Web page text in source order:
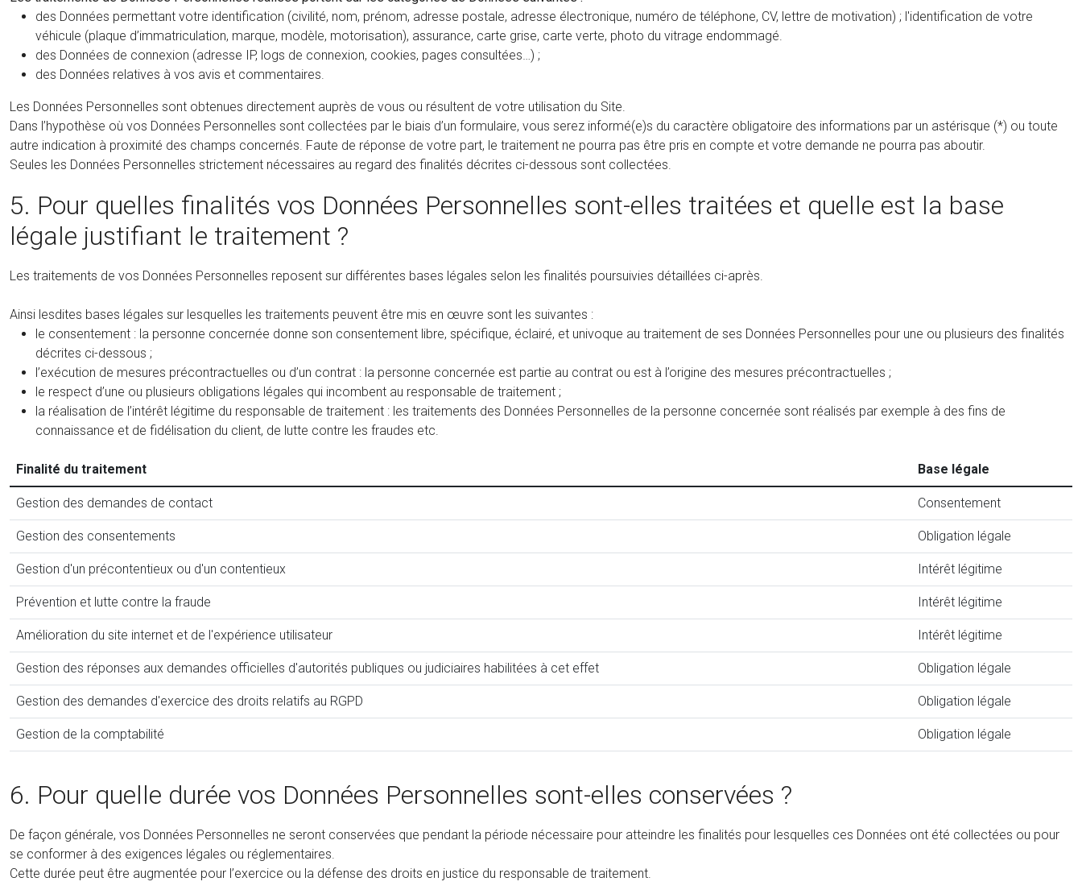
des Données permettant votre identification (civilité, nom, prénom, adresse postale, adresse électronique, numéro de téléphone, CV, lettre de motivation) ; l'identification de votre
véhicule (plaque d’immatriculation, marque, modèle, motorisation), assurance, carte grise, carte verte, photo du vitrage endommagé.
des Données de connexion (adresse IP, logs de connexion, cookies, pages consultées…) ;
des Données relatives à vos avis et commentaires.
Les Données Personnelles sont obtenues directement auprès de vous ou résultent de votre utilisation du Site.
Dans l’hypothèse où vos Données Personnelles sont collectées par le biais d’un formulaire, vous serez informé(e)s du caractère obligatoire des informations par un astérisque (*) ou toute
autre indication à proximité des champs concernés. Faute de réponse de votre part, le traitement ne pourra pas être pris en compte et votre demande ne pourra pas aboutir.
Seules les Données Personnelles strictement nécessaires au regard des finalités décrites ci-dessous sont collectées.
5. Pour quelles finalités vos Données Personnelles sont-elles traitées et quelle est la base
légale justifiant le traitement ?
Les traitements de vos Données Personnelles reposent sur différentes bases légales selon les finalités poursuivies détaillées ci-après.
Ainsi lesdites bases légales sur lesquelles les traitements peuvent être mis en œuvre sont les suivantes :
le consentement : la personne concernée donne son consentement libre, spécifique, éclairé, et univoque au traitement de ses Données Personnelles pour une ou plusieurs des finalités
décrites ci-dessous ;
l’exécution de mesures précontractuelles ou d’un contrat : la personne concernée est partie au contrat ou est à l’origine des mesures précontractuelles ;
le respect d’une ou plusieurs obligations légales qui incombent au responsable de traitement ;
la réalisation de l’intérêt légitime du responsable de traitement : les traitements des Données Personnelles de la personne concernée sont réalisés par exemple à des fins de
connaissance et de fidélisation du client, de lutte contre les fraudes etc.
Finalité du traitement Base légale
Gestion des demandes de contact Consentement
Gestion des consentements Obligation légale
Gestion d'un précontentieux ou d'un contentieux Intérêt légitime
Prévention et lutte contre la fraude Intérêt légitime
Amélioration du site internet et de l'expérience utilisateur Intérêt légitime
Gestion des réponses aux demandes officielles d'autorités publiques ou judiciaires habilitées à cet effet Obligation légale
Gestion des demandes d'exercice des droits relatifs au RGPD Obligation légale
Gestion de la comptabilité Obligation légale
6. Pour quelle durée vos Données Personnelles sont-elles conservées ?
De façon générale, vos Données Personnelles ne seront conservées que pendant la période nécessaire pour atteindre les finalités pour lesquelles ces Données ont été collectées ou pour
se conformer à des exigences légales ou réglementaires.
Cette durée peut être augmentée pour l’exercice ou la défense des droits en justice du responsable de traitement.